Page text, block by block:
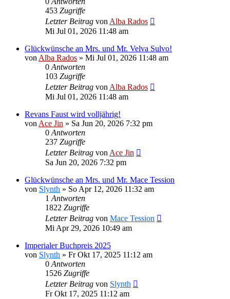
453 Zugriffe
Letzter Beitrag von Alba Rados
Mi Jul 01, 2026 11:48 am
Glückwünsche an Mrs. und Mr. Velva Sulvo!
von Alba Rados » Mi Jul 01, 2026 11:48 am
0 Antworten
103 Zugriffe
Letzter Beitrag von Alba Rados
Mi Jul 01, 2026 11:48 am
Revans Faust wird volljährig!
von Ace Jin » Sa Jun 20, 2026 7:32 pm
0 Antworten
237 Zugriffe
Letzter Beitrag von Ace Jin
Sa Jun 20, 2026 7:32 pm
Glückwünsche an Mrs. und Mr. Mace Tession
von Slynth » So Apr 12, 2026 11:32 am
1 Antworten
1822 Zugriffe
Letzter Beitrag von Mace Tession
Mi Apr 29, 2026 10:49 am
Imperialer Buchpreis 2025
von Slynth » Fr Okt 17, 2025 11:12 am
0 Antworten
1526 Zugriffe
Letzter Beitrag von Slynth
Fr Okt 17, 2025 11:12 am